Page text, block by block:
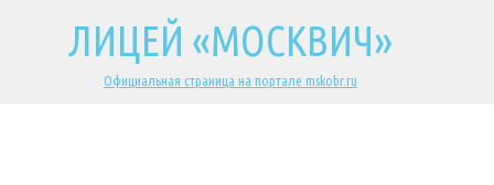
ЛИЦЕЙ «МОСКВИЧ»
Официальная страница на портале mskobr.ru